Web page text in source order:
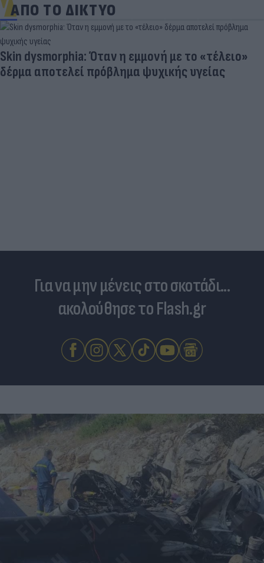
ΑΠΟ ΤΟ ΔΙΚΤΥΟ
Skin dysmorphia: Όταν η εμμονή με το «τέλειο»
δέρμα αποτελεί πρόβλημα ψυχικής υγείας
Για να μην μένεις στο σκοτάδι...
ακολούθησε το Flash.gr